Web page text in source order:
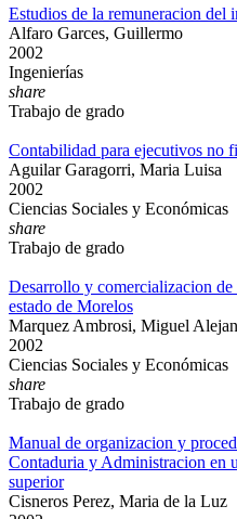
Estudios de la remuneracion del
Alfaro Garces, Guillermo
2002
Ingenierías
share
Trabajo de grado
Contabilidad para ejecutivos no
Aguilar Garagorri, Maria Luisa
2002
Ciencias Sociales y Económicas
share
Trabajo de grado
Desarrollo y comercializacion
estado de Morelos
Marquez Ambrosi, Miguel
2002
Ciencias Sociales y Económicas
share
Trabajo de grado
Manual de organizacion y
Contaduria y Administracion en
superior
Cisneros Perez, Maria de la Luz